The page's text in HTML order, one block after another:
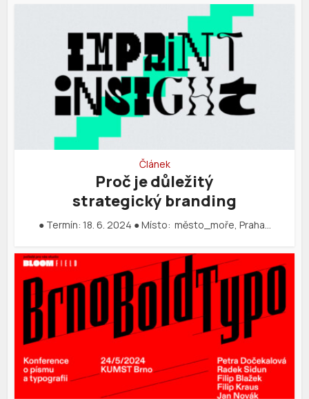
Článek
Proč je důležitý
strategický branding
● Termín: 18. 6. 2024 ● Místo: město_moře, Praha…